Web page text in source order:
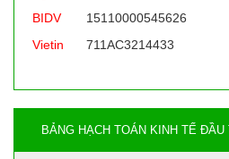
BIDV
15110000545626
Vietin
711AC3214433
BẢNG HẠCH TOÁN KINH TẾ ĐẦU